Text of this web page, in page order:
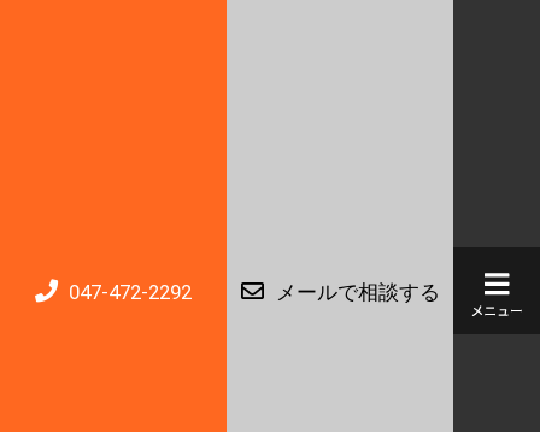
047-472-2292 メールで相談する